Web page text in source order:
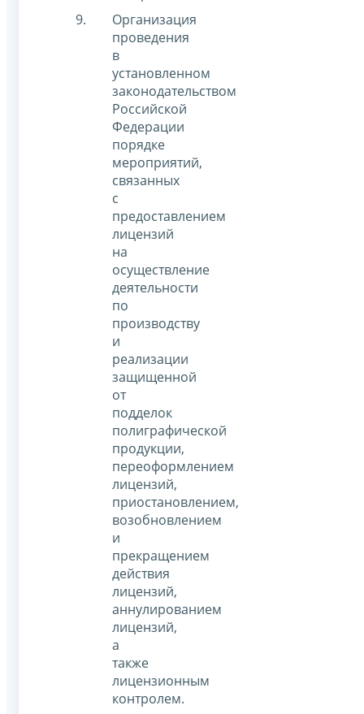
Организация
проведения
в
установленном
законодательством
Российской
Федерации
порядке
мероприятий,
связанных
с
предоставлением
лицензий
на
осуществление
деятельности
по
производству
и
реализации
защищенной
от
подделок
полиграфической
продукции,
переоформлением
лицензий,
приостановлением,
возобновлением
и
прекращением
действия
лицензий,
аннулированием
лицензий,
а
также
лицензионным
контролем.